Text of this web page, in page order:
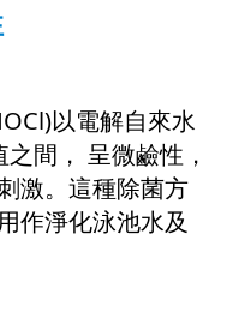
以電解自來水
間， 呈微鹼性，
激。這種除菌方
作淨化泳池水及